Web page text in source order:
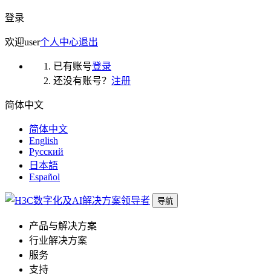
登录
欢迎user个人中心退出
已有账号登录
还没有账号？ 注册
简体中文
简体中文
English
Русский
日本語
Español
导航
产品与解决方案
行业解决方案
服务
支持